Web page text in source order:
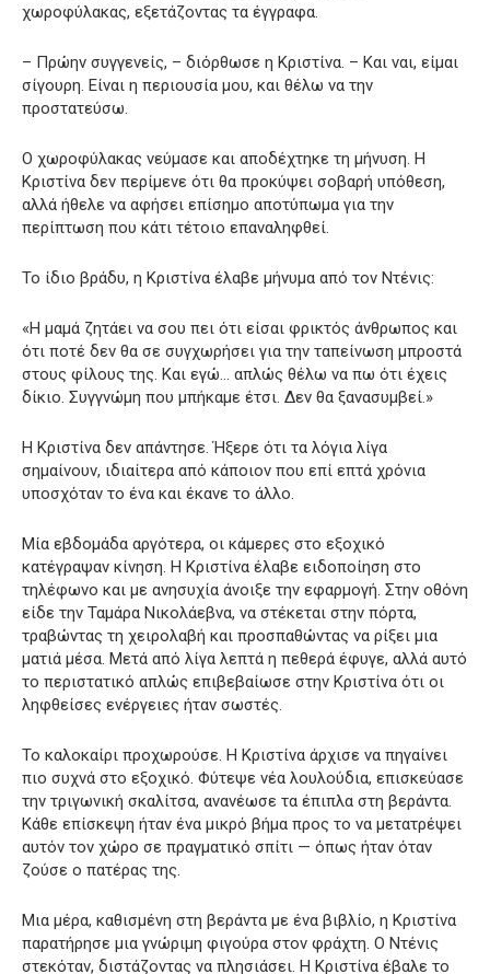
χωροφύλακας, εξετάζοντας τα έγγραφα.
– Πρώην συγγενείς, – διόρθωσε η Κριστίνα. – Και ναι, είμαι
σίγουρη. Είναι η περιουσία μου, και θέλω να την
προστατεύσω.
Ο χωροφύλακας νεύμασε και αποδέχτηκε τη μήνυση. Η
Κριστίνα δεν περίμενε ότι θα προκύψει σοβαρή υπόθεση,
αλλά ήθελε να αφήσει επίσημο αποτύπωμα για την
περίπτωση που κάτι τέτοιο επαναληφθεί.
Το ίδιο βράδυ, η Κριστίνα έλαβε μήνυμα από τον Ντένις:
«Η μαμά ζητάει να σου πει ότι είσαι φρικτός άνθρωπος και
ότι ποτέ δεν θα σε συγχωρήσει για την ταπείνωση μπροστά
στους φίλους της. Και εγώ… απλώς θέλω να πω ότι έχεις
δίκιο. Συγγνώμη που μπήκαμε έτσι. Δεν θα ξανασυμβεί.»
Η Κριστίνα δεν απάντησε. Ήξερε ότι τα λόγια λίγα
σημαίνουν, ιδιαίτερα από κάποιον που επί επτά χρόνια
υποσχόταν το ένα και έκανε το άλλο.
Μία εβδομάδα αργότερα, οι κάμερες στο εξοχικό
κατέγραψαν κίνηση. Η Κριστίνα έλαβε ειδοποίηση στο
τηλέφωνο και με ανησυχία άνοιξε την εφαρμογή. Στην οθόνη
είδε την Ταμάρα Νικολάεβνα, να στέκεται στην πόρτα,
τραβώντας τη χειρολαβή και προσπαθώντας να ρίξει μια
ματιά μέσα. Μετά από λίγα λεπτά η πεθερά έφυγε, αλλά αυτό
το περιστατικό απλώς επιβεβαίωσε στην Κριστίνα ότι οι
ληφθείσες ενέργειες ήταν σωστές.
Το καλοκαίρι προχωρούσε. Η Κριστίνα άρχισε να πηγαίνει
πιο συχνά στο εξοχικό. Φύτεψε νέα λουλούδια, επισκεύασε
την τριγωνική σκαλίτσα, ανανέωσε τα έπιπλα στη βεράντα.
Κάθε επίσκεψη ήταν ένα μικρό βήμα προς το να μετατρέψει
αυτόν τον χώρο σε πραγματικό σπίτι — όπως ήταν όταν
ζούσε ο πατέρας της.
Μια μέρα, καθισμένη στη βεράντα με ένα βιβλίο, η Κριστίνα
παρατήρησε μια γνώριμη φιγούρα στον φράχτη. Ο Ντένις
στεκόταν, διστάζοντας να πλησιάσει. Η Κριστίνα έβαλε το